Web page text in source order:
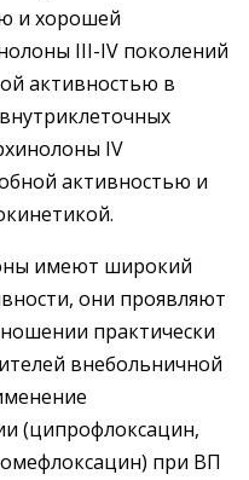
и хорошей
III-IV поколений
активностью в
IV
активностью и
имеют широкий
они проявляют
практически
внебольничной
(ципрофлоксацин,
при ВП